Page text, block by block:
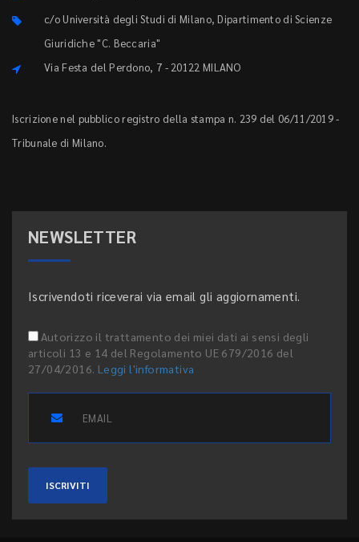
c/o Università degli Studi di Milano, Dipartimento di Scienze
Giuridiche "C. Beccaria"
Via Festa del Perdono, 7 - 20122 MILANO
Iscrizione nel pubblico registro della stampa n. 239 del 06/11/2019 -
Tribunale di Milano.
NEWSLETTER
Iscrivendoti riceverai via email gli aggiornamenti.
Autorizzo il trattamento dei miei dati ai sensi degli
articoli 13 e 14 del Regolamento UE 679/2016 del
27/04/2016. Leggi l'informativa
ISCRIVITI